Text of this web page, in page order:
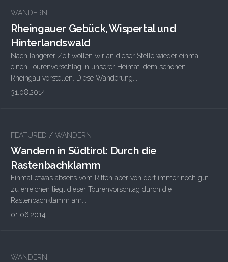
WANDERN
Rheingauer Gebück, Wispertal und
Hinterlandswald
Nach längerer Zeit wollen wir an dieser Stelle wieder einmal
einen Tourenvorschlag in unserer Heimat, dem schönen
Rheingau vorstellen. Diese Wanderung...
31.08.2014
FEATURED / WANDERN
Wandern in Südtirol: Durch die
Rastenbachklamm
Einmal etwas abseits vom Ritten aber von dort immer noch gut
zu erreichen liegt dieser Tourenvorschlag durch die
Rastenbachklamm am...
01.06.2014
WANDERN